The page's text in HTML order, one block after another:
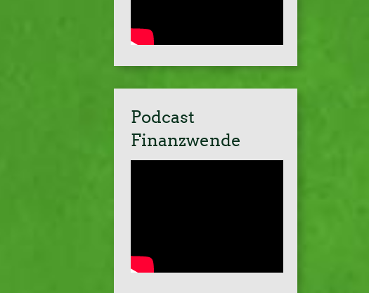
Podcast
Finanzwende